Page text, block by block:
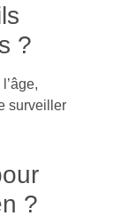
?
surveiller
?